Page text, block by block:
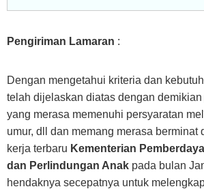
Pengiriman Lamaran :
Dengan mengetahui kriteria dan
telah dijelaskan diatas dengan
yang merasa memenuhi persyaratan
umur, dll dan memang merasa berminat
kerja terbaru Kementerian
dan Perlindungan Anak pada bulan
hendaknya secepatnya untuk